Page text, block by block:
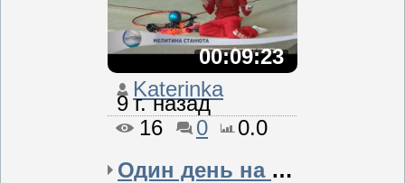
00:09:23
Katerinka
9 г. назад
16
0
0.0
Один день на пути к Оли...